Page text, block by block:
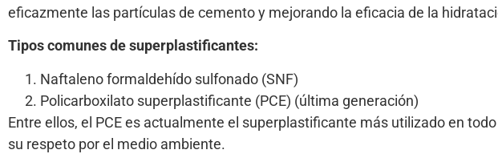
eficazmente las partículas de cemento y mejorando la eficacia de la
Tipos comunes de superplastificantes:
Naftaleno formaldehído sulfonado (SNF)
Policarboxilato superplastificante (PCE) (última generación)
Entre ellos, el PCE es actualmente el superplastificante más utilizado en
su respeto por el medio ambiente.